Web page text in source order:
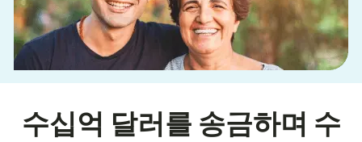
수십억 달러를 송금하며 수